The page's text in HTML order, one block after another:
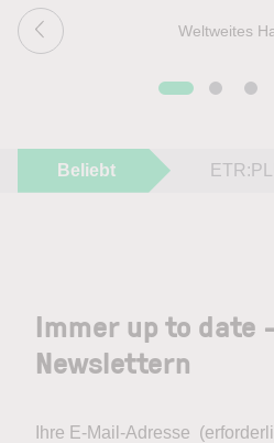
Weltweites
Beliebt
Immer up to date
Newslettern
Ihre E-Mail-Adresse